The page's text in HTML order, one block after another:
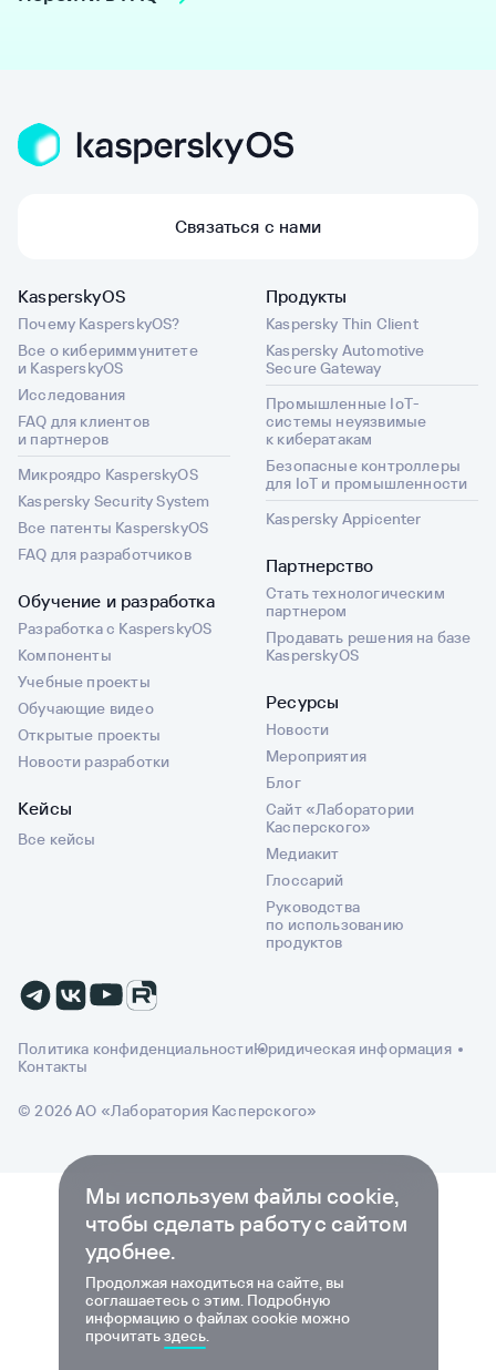
Связаться с нами
KasperskyOS
Почему KasperskyOS?
Все о кибериммунитете
и KasperskyOS
Исследования
FAQ для клиентов
и партнеров
Микроядро KasperskyOS
Kaspersky Security System
Все патенты KasperskyOS
FAQ для разработчиков
Обучение и разработка
Разработка с KasperskyOS
Компоненты
Учебные проекты
Обучающие видео
Открытые проекты
Новости разработки
Кейсы
Все кейсы
Продукты
Kaspersky Thin Client
Kaspersky Automotive
Secure Gateway
Промышленные IoT-
системы неуязвимые
к кибератакам
Безопасные контроллеры
для IoT и промышленности
Kaspersky Appicenter
Партнерство
Стать технологическим
партнером
Продавать решения на базе
KasperskyOS
Ресурсы
Новости
Мероприятия
Блог
Сайт «Лаборатории
Касперского»
Медиакит
Глоссарий
Руководства
по использованию
продуктов
© 2026 АО «Лаборатория Касперского»
Политика конфиденциальностиЮридическая информация
Контакты
Мы используем файлы cookie,
чтобы сделать работу с сайтом
удобнее.
Продолжая находиться на сайте, вы
соглашаетесь с этим. Подробную
информацию о файлах cookie можно
прочитатьздесь.